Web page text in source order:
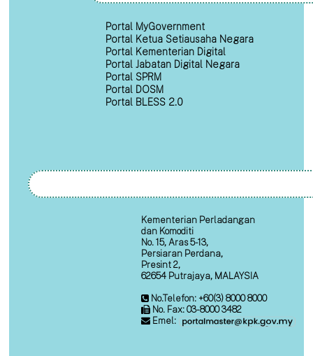
Portal MyGovernment
Portal Ketua Setiausaha Negara
Portal Kementerian Digital
Portal Jabatan Digital Negara
Portal SPRM
Portal DOSM
Portal BLESS 2.0
Kementerian Perladangan
dan Komoditi
No. 15, Aras 5-13,
Persiaran Perdana,
Presint 2,
62654 Putrajaya, MALAYSIA
No.Telefon: +60(3) 8000 8000
No. Fax: 03-8000 3482
Emel: